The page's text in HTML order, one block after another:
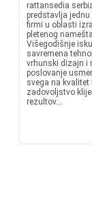
predstavlja jednu
firmi u oblasti
pletenog
Višegodišnje
savremena
vrhunski dizajn i
poslovanje
svega na kvalitet i
zadovoljstvo
rezultov...